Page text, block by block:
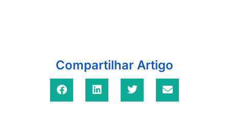
Compartilhar Artigo